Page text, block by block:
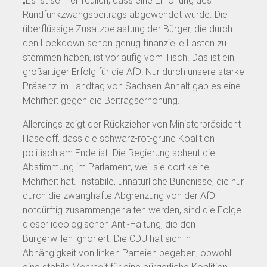
Rundfunkzwangsbeitrags abgewendet wurde. Die
überflüssige Zusatzbelastung der Bürger, die durch
den Lockdown schon genug finanzielle Lasten zu
stemmen haben, ist vorläufig vom Tisch. Das ist ein
großartiger Erfolg für die AfD! Nur durch unsere starke
Präsenz im Landtag von Sachsen-Anhalt gab es eine
Mehrheit gegen die Beitragserhöhung.
Allerdings zeigt der Rückzieher von Ministerpräsident
Haseloff, dass die schwarz-rot-grüne Koalition
politisch am Ende ist. Die Regierung scheut die
Abstimmung im Parlament, weil sie dort keine
Mehrheit hat. Instabile, unnatürliche Bündnisse, die nur
durch die zwanghafte Abgrenzung von der AfD
notdürftig zusammengehalten werden, sind die Folge
dieser ideologischen Anti-Haltung, die den
Bürgerwillen ignoriert. Die CDU hat sich in
Abhängigkeit von linken Parteien begeben, obwohl